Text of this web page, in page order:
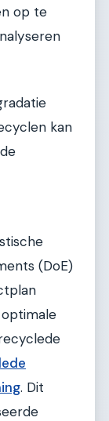
op te
kan
(DoE)
. Dit